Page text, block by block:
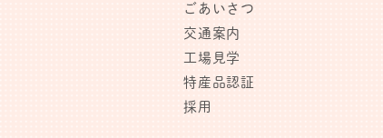
ごあいさつ
交通案内
工場見学
特産品認証
採用